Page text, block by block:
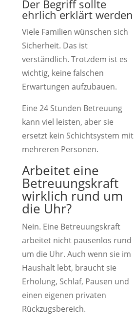
Der Begriff sollte
ehrlich erklärt werden
Viele Familien wünschen sich
Sicherheit. Das ist
verständlich. Trotzdem ist es
wichtig, keine falschen
Erwartungen aufzubauen.
Eine 24 Stunden Betreuung
kann viel leisten, aber sie
ersetzt kein Schichtsystem mit
mehreren Personen.
Arbeitet eine
Betreuungskraft
wirklich rund um
die Uhr?
Nein. Eine Betreuungskraft
arbeitet nicht pausenlos rund
um die Uhr. Auch wenn sie im
Haushalt lebt, braucht sie
Erholung, Schlaf, Pausen und
einen eigenen privaten
Rückzugsbereich.